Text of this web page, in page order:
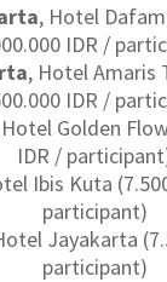
, Hotel
IDR /
, Hotel Amaris
IDR /
Golden
IDR /
Ibis Kuta
participant)
Jayakarta
participant)